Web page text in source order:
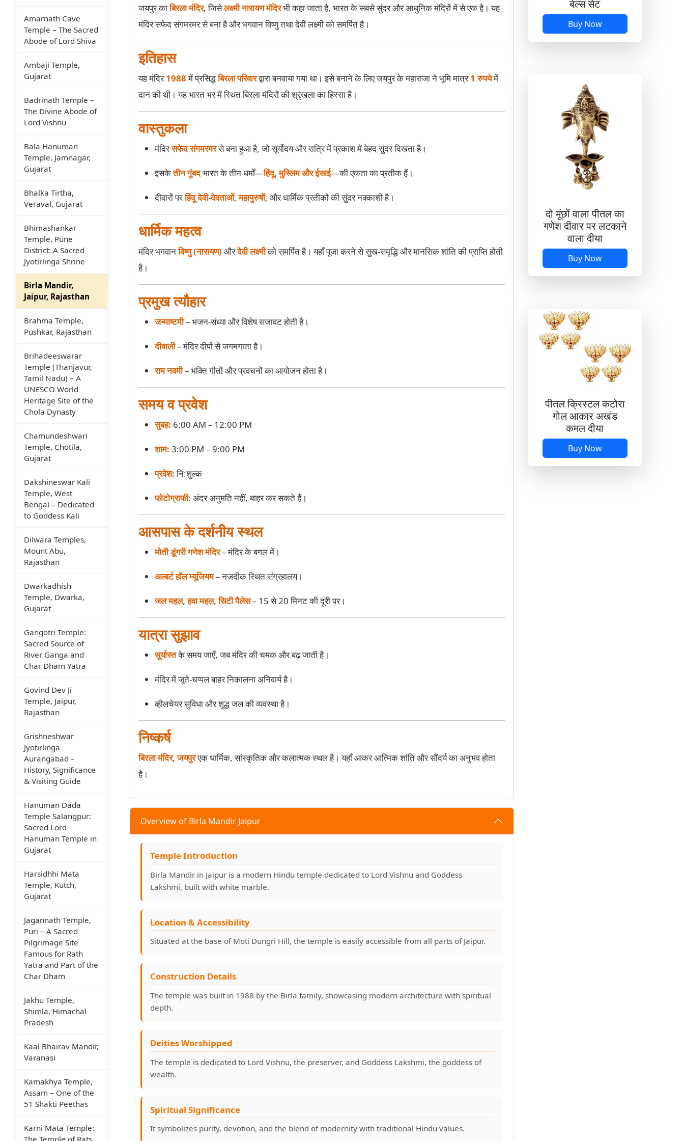
Amarnath Cave
Temple – The Sacred
Abode of Lord Shiva
Ambaji Temple,
Gujarat
Badrinath Temple –
The Divine Abode of
Lord Vishnu
Bala Hanuman
Temple, Jamnagar,
Gujarat
Bhalka Tirtha,
Veraval, Gujarat
Bhimashankar
Temple, Pune
District: A Sacred
Jyotirlinga Shrine
Birla Mandir,
Jaipur, Rajasthan
Brahma Temple,
Pushkar, Rajasthan
Brihadeeswarar
Temple (Thanjavur,
Tamil Nadu) – A
UNESCO World
Heritage Site of the
Chola Dynasty
Chamundeshwari
Temple, Chotila,
Gujarat
Dakshineswar Kali
Temple, West
Bengal – Dedicated
to Goddess Kali
Dilwara Temples,
Mount Abu,
Rajasthan
Dwarkadhish
Temple, Dwarka,
Gujarat
Gangotri Temple:
Sacred Source of
River Ganga and
Char Dham Yatra
Govind Dev Ji
Temple, Jaipur,
Rajasthan
Grishneshwar
Jyotirlinga
Aurangabad –
History, Significance
& Visiting Guide
Hanuman Dada
Temple Salangpur:
Sacred Lord
Hanuman Temple in
Gujarat
Harsidhhi Mata
Temple, Kutch,
Gujarat
Jagannath Temple,
Puri – A Sacred
Pilgrimage Site
Famous for Rath
Yatra and Part of the
Char Dham
Jakhu Temple,
Shimla, Himachal
Pradesh
Kaal Bhairav Mandir,
Varanasi
Kamakhya Temple,
Assam – One of the
51 Shakti Peethas
Karni Mata Temple:
The Temple of Rats,
जयपुर काबिरला मंदिर, जिसेलक्ष्मी नारायण मंदिरभी कहा जाता है, भारत के सबसे सुंदर और आधुनिक मंदिरों में से एक है। यह
मंदिर सफेद संगमरमर से बना है और भगवान विष्णु तथा देवी लक्ष्मी को समर्पित है।
इतिहास
यह मंदिर1988में प्रसिद्धबिरला परिवारद्वारा बनवाया गया था। इसे बनाने के लिए जयपुर के महाराजा ने भूमि मात्र1 रुपयेमें
दान की थी। यह भारत भर में स्थित बिरला मंदिरों की श्रृंखला का हिस्सा है।
वास्तुकला
मंदिरसफेद संगमरमरसे बना हुआ है, जो सूर्योदय और रात्रि में प्रकाश में बेहद सुंदर दिखता है।
इसकेतीन गुंबदभारत के तीन धर्मों—हिंदू, मुस्लिम और ईसाई—की एकता का प्रतीक हैं।
दीवारों परहिंदू देवी-देवताओं,महापुरुषों, और धार्मिक प्रतीकों की सुंदर नक्काशी है।
धार्मिक महत्व
मंदिर भगवानविष्णु (नारायण) औरदेवी लक्ष्मीको समर्पित है। यहाँ पूजा करने से सुख-समृद्धि और मानसिक शांति की प्राप्ति होती
है।
प्रमुख त्यौहार
जन्माष्टमी– भजन-संध्या और विशेष सजावट होती है।
दीवाली– मंदिर दीपों से जगमगाता है।
राम नवमी– भक्ति गीतों और प्रवचनों का आयोजन होता है।
समय व प्रवेश
सुबह: 6:00 AM – 12:00 PM
शाम: 3:00 PM – 9:00 PM
प्रवेश:नि:शुल्क
फोटोग्राफी: अंदर अनुमति नहीं, बाहर कर सकते हैं।
आसपास के दर्शनीय स्थल
मोती डूंगरी गणेश मंदिर– मंदिर के बगल में।
अल्बर्ट हॉल म्यूजियम– नजदीक स्थित संग्रहालय।
जल महल, हवा महल, सिटी पैलेस– 15 से 20 मिनट की दूरी पर।
यात्रा सुझाव
सूर्यास्तके समय जाएँ, जब मंदिर की चमक और बढ़ जाती है।
मंदिर में जूते-चप्पल बाहर निकालना अनिवार्य है।
व्हीलचेयर सुविधा और शुद्ध जल की व्यवस्था है।
निष्कर्ष
बिरला मंदिर, जयपुरएक धार्मिक, सांस्कृतिक और कलात्मक स्थल है। यहाँ आकर आत्मिक शांति और सौंदर्य का अनुभव होता
है।
Overview of Birla Mandir Jaipur
Temple Introduction
Birla Mandir in Jaipur is a modern Hindu temple dedicated to Lord Vishnu and Goddess
Lakshmi, built with white marble.
Location & Accessibility
Situated at the base of Moti Dungri Hill, the temple is easily accessible from all parts of Jaipur.
Construction Details
The temple was built in 1988 by the Birla family, showcasing modern architecture with spiritual
depth.
Deities Worshipped
The temple is dedicated to Lord Vishnu, the preserver, and Goddess Lakshmi, the goddess of
wealth.
Spiritual Significance
It symbolizes purity, devotion, and the blend of modernity with traditional Hindu values.
बेल्स सेट
Buy Now
दो मूंछों वाला पीतल का
गणेश दीवार पर लटकाने
वाला दीया
Buy Now
पीतल क्रिस्टल कटोरा
गोल आकार अखंड
कमल दीया
Buy Now